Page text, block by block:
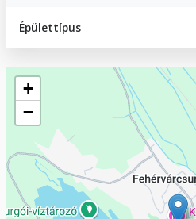
Épülettípus
Geofield
+
−